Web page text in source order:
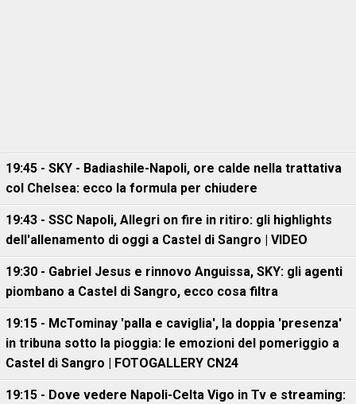
19:45 - SKY - Badiashile-Napoli, ore calde nella trattativa
col Chelsea: ecco la formula per chiudere
19:43 - SSC Napoli, Allegri on fire in ritiro: gli highlights
dell'allenamento di oggi a Castel di Sangro | VIDEO
19:30 - Gabriel Jesus e rinnovo Anguissa, SKY: gli agenti
piombano a Castel di Sangro, ecco cosa filtra
19:15 - McTominay 'palla e caviglia', la doppia 'presenza'
in tribuna sotto la pioggia: le emozioni del pomeriggio a
Castel di Sangro | FOTOGALLERY CN24
19:15 - Dove vedere Napoli-Celta Vigo in Tv e streaming: